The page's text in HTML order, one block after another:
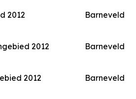
2012 Barneveld
2012 Barneveld
2012 Barneveld